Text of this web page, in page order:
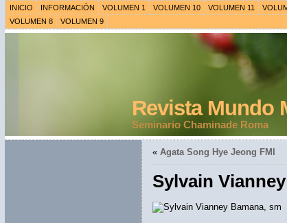
INICIO INFORMACIÓN VOLUMEN 1 VOLUMEN 10 VOLUMEN 11
VOLUMEN 8
VOLUMEN 9
Revista Mundo
Seminario Chaminade Roma
« Agata Song Hye Jeong FMI
Sylvain